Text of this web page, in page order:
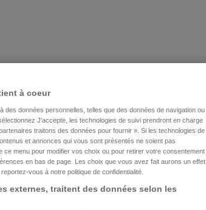
à coeur
des données personnelles, telles que des données de navigation ou
J'accepte, les technologies de suivi prendront en charge
traitons des données pour fournir ». Si les technologies de
et annonces qui vous sont présentés ne soient pas
menu pour modifier vos choix ou pour retirer votre consentement
en bas de page. Les choix que vous avez fait aurons un effet
vous à notre politique de confidentialité.
externes, traitent des données selon les